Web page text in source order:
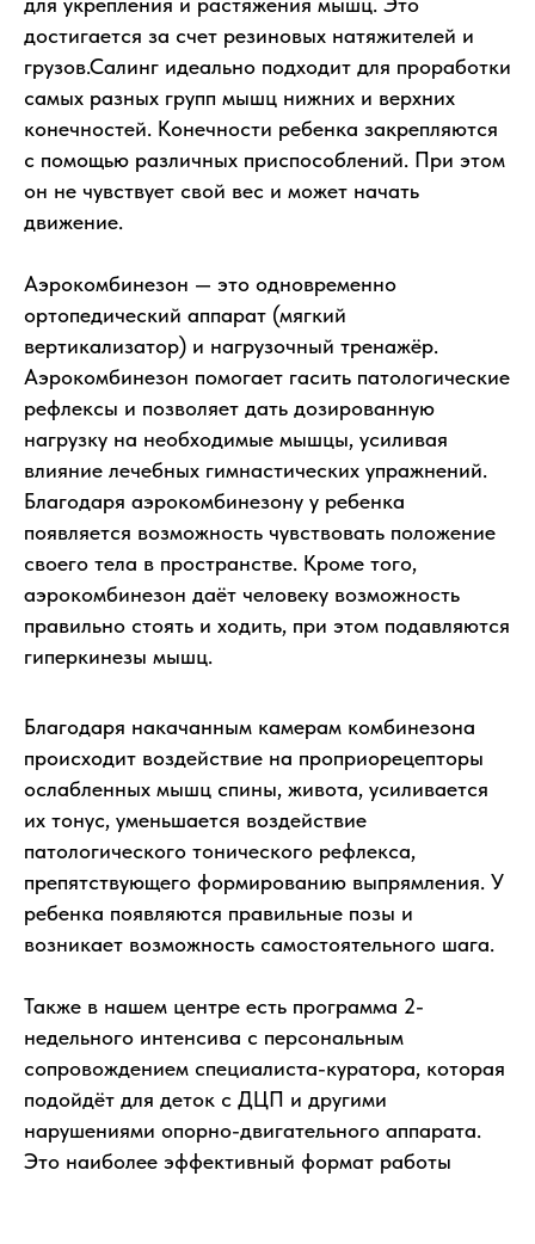
достигается за счет резиновых натяжителей и
грузов.Салинг идеально подходит для проработки
самых разных групп мышц нижних и верхних
конечностей. Конечности ребенка закрепляются
с помощью различных приспособлений. При этом
он не чувствует свой вес и может начать
движение.
Аэрокомбинезон — это одновременно
ортопедический аппарат (мягкий
вертикализатор) и нагрузочный тренажёр.
Аэрокомбинезон помогает гасить патологические
рефлексы и позволяет дать дозированную
нагрузку на необходимые мышцы, усиливая
влияние лечебных гимнастических упражнений.
Благодаря аэрокомбинезону у ребенка
появляется возможность чувствовать положение
своего тела в пространстве. Кроме того,
аэрокомбинезон даёт человеку возможность
правильно стоять и ходить, при этом подавляются
гиперкинезы мышц.
Благодаря накачанным камерам комбинезона
происходит воздействие на проприорецепторы
ослабленных мышц спины, живота, усиливается
их тонус, уменьшается воздействие
патологического тонического рефлекса,
препятствующего формированию выпрямления. У
ребенка появляются правильные позы и
возникает возможность самостоятельного шага.
Также в нашем центре есть программа 2-
недельного интенсива с персональным
сопровождением специалиста-куратора, которая
подойдёт для деток с ДЦП и другими
нарушениями опорно-двигательного аппарата.
Это наиболее эффективный формат работы